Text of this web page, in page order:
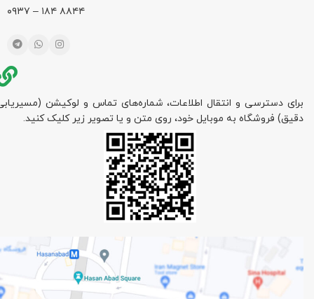
۸۸۴۴ ۱۸۴ – ۰۹۳۷
برای دسترسی و انتقال اطلاعات، شماره‌های تماس و لوکیشن
دقیق) فروشگاه به موبایل خود، روی متن و یا تصویر زیر کلیک کنید.